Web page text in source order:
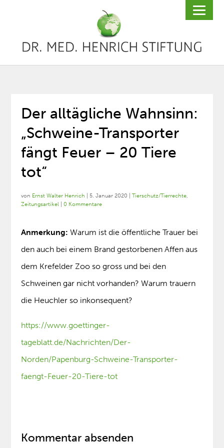
Der alltägliche Wahnsinn:
„Schweine-Transporter
fängt Feuer – 20 Tiere
tot“
von Ernst Walter Henrich |5. Januar 2020 |Tierschutz/Tierrechte,
Zeitungsartikel |0 Kommentare
Anmerkung: Warum ist die öffentliche Trauer bei
den auch bei einem Brand gestorbenen Affen aus
dem Krefelder Zoo so gross und bei den
Schweinen gar nicht vorhanden? Warum trauern
die Heuchler so inkonsequent?
https://www.goettinger-
tageblatt.de/Nachrichten/Der-
Norden/Papenburg-Schweine-Transporter-
faengt-Feuer-20-Tiere-tot
Kommentar absenden